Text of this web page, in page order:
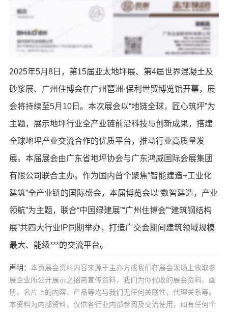
2025年5月8日，第15届亚太地坪展、第4届世界混凝土及
砂浆展、广州住博会在广州琶洲·保利世贸博览馆开幕，展
会将持续至5月10日。本次展会以“地链全球，匠心筑坪”为
主题，展示地坪行业全产业链前沿科技与创新成果，搭建
全球地坪产业交流合作的优质平台，推动行业高质量发
展。本届展会由广东省地坪协会与广东鸿威国际会展集团
有限公司联合主办。作为国内首个聚焦“智能建造+工业化
建筑”全产业链的国际盛会，本届博览会以“数智建造，产业
领航”为主题，联合“中国绿建展”“广州住博会”“建筑钢结构
展”共四大行业IP同期举办，打造广交会期间建筑领域规模
最大、能级***的交流平台。
声明： 本页展会资料内容来源于主办方或我们在展会现场上收取参
展企业所公开展示之招商宣传资料，我们为你代收的展会资料、画
册、名片上的内容、产品等均与我们无任何关联性，代理关系等。
本资料为内部资料，仅供各行业内部参阅及交流使用，如有任何个